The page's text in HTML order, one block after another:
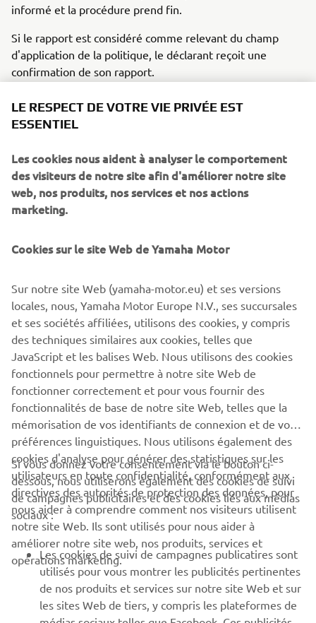
informé et la procédure prend fin.
Si le rapport est considéré comme relevant du champ
d'application de la politique, le déclarant reçoit une
confirmation de son rapport.
ENQUÊTE
d'alerte de Yamaha Motor Europe, un comité d'enquête
examinera chaque rapport de manière indépendante.
Au cours de l'enquête, le comité d'enquête entendra des
témoins, recueillera et examinera de nouveaux éléments
Sur la base des conclusions de l'enquête, Yamaha Motor
Europe prendra les mesures qui s'imposent pour remédier
à toute conduite ou tout acte répréhensible. Le déclarant
sera informé des résultats de l'enquête, conformément
aux exigences légales locales, et des mesures appropriées
seront prises le cas échéant.
CORPORATE
PROS & B2B
PLUS YAMAHA
SUPPORT
LE RESPECT DE VOTRE VIE PRIVÉE EST
ESSENTIEL
Les cookies nous aident à analyser le comportement
des visiteurs de notre site afin d'améliorer notre site
web, nos produits, nos services et nos actions
marketing.
Cookies sur le site Web de Yamaha Motor
Sur notre site Web (yamaha-motor.eu) et ses versions
locales, nous, Yamaha Motor Europe N.V., ses succursales
et ses sociétés affiliées, utilisons des cookies, y compris
des techniques similaires aux cookies, telles que
JavaScript et les balises Web. Nous utilisons des cookies
fonctionnels pour permettre à notre site Web de
fonctionner correctement et pour vous fournir des
fonctionnalités de base de notre site Web, telles que la
mémorisation de vos identifiants de connexion et de vos
préférences linguistiques. Nous utilisons également des
cookies d'analyse pour générer des statistiques sur les
utilisateurs en toute confidentialité, conformément aux
directives des autorités de protection des données, pour
nous aider à comprendre comment nos visiteurs utilisent
notre site Web. Ils sont utilisés pour nous aider à
améliorer notre site web, nos produits, services et
opérations marketing.
Si vous donnez votre consentement via le bouton ci-
dessous, nous utiliserons également des cookies de suivi
de campagnes publicitaires et des cookies liés aux médias
sociaux :
Les cookies de suivi de campagnes publicatires sont
utilisés pour vous montrer les publicités pertinentes
de nos produits et services sur notre site Web et sur
les sites Web de tiers, y compris les plateformes de